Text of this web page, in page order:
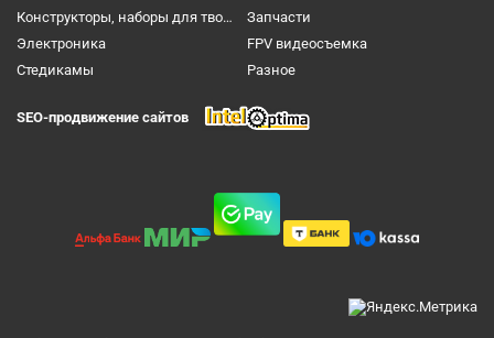
Конструкторы, наборы для творчества и настольные игры
Запчасти
Электроника
FPV видеосъемка
Cтедикамы
Разное
SEO-продвижение сайтов